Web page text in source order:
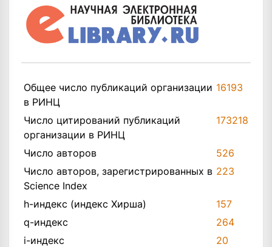
Общее число публикаций организации
в РИНЦ
16193
Число цитирований публикаций
организации в РИНЦ
173218
Число авторов
526
Число авторов, зарегистрированных в
Science Index
223
h-индекс (индекс Хирша)
157
q-индекс
264
i-индекс
20